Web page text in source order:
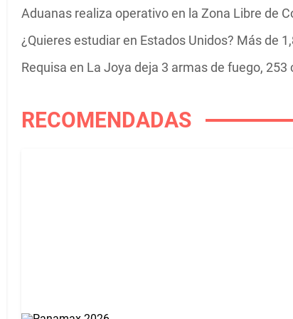
Aduanas realiza operativo en la Zona Libre de
¿Quieres estudiar en Estados Unidos? Más de
Requisa en La Joya deja 3 armas de fuego,
RECOMENDADAS